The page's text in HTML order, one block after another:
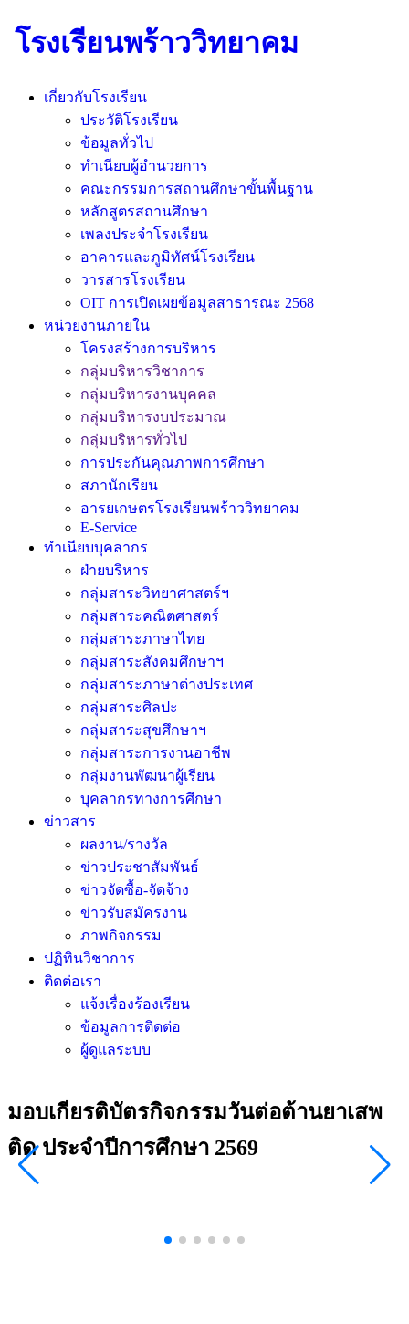
โรงเรียนพร้าววิทยาคม
เกี่ยวกับโรงเรียน
ประวัติโรงเรียน
ข้อมูลทั่วไป
ทำเนียบผู้อำนวยการ
คณะกรรมการสถานศึกษาขั้นพื้นฐาน
หลักสูตรสถานศึกษา
เพลงประจำโรงเรียน
อาคารและภูมิทัศน์โรงเรียน
วารสารโรงเรียน
OIT การเปิดเผยข้อมูลสาธารณะ 2568
หน่วยงานภายใน
โครงสร้างการบริหาร
กลุ่มบริหารวิชาการ
กลุ่มบริหารงานบุคคล
กลุ่มบริหารงบประมาณ
กลุ่มบริหารทั่วไป
การประกันคุณภาพการศึกษา
สภานักเรียน
อารยเกษตรโรงเรียนพร้าววิทยาคม
E-Service
ทำเนียบบุคลากร
ฝ่ายบริหาร
กลุ่มสาระวิทยาศาสตร์ฯ
กลุ่มสาระคณิตศาสตร์
กลุ่มสาระภาษาไทย
กลุ่มสาระสังคมศึกษาฯ
กลุ่มสาระภาษาต่างประเทศ
กลุ่มสาระศิลปะ
กลุ่มสาระสุขศึกษาฯ
กลุ่มสาระการงานอาชีพ
กลุ่มงานพัฒนาผู้เรียน
บุคลากรทางการศึกษา
ข่าวสาร
ผลงาน/รางวัล
ข่าวประชาสัมพันธ์
ข่าวจัดซื้อ-จัดจ้าง
ข่าวรับสมัครงาน
ภาพกิจกรรม
ปฏิทินวิชาการ
ติดต่อเรา
แจ้งเรื่องร้องเรียน
ข้อมูลการติดต่อ
ผู้ดูแลระบบ
มอบเกียรติบัตรกิจกรรมวันต่อต้านยาเสพ
ติด ประจำปีการศึกษา 2569